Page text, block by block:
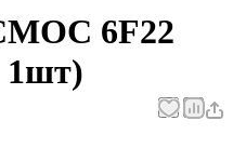
6F22
1шт)